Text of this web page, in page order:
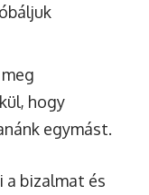
hogy
egymást.
a bizalmat és